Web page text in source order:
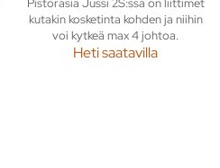
kutakin kosketinta kohden ja niihin
voi kytkeä max 4 johtoa.
Heti saatavilla